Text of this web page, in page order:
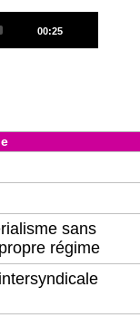
Total
00:25
sans
régime